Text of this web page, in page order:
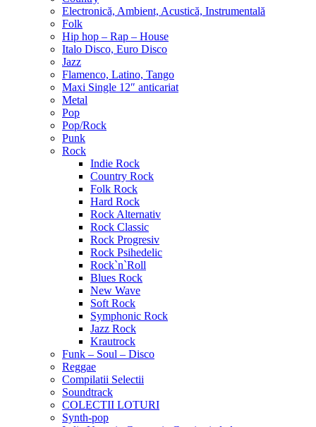
Electronică, Ambient, Acustică, Instrumentală
Folk
Hip hop – Rap – House
Italo Disco, Euro Disco
Jazz
Flamenco, Latino, Tango
Maxi Single 12″ anticariat
Metal
Pop
Pop/Rock
Punk
Rock
Indie Rock
Country Rock
Folk Rock
Hard Rock
Rock Alternativ
Rock Classic
Rock Progresiv
Rock Psihedelic
Rock`n`Roll
Blues Rock
New Wave
Soft Rock
Symphonic Rock
Jazz Rock
Krautrock
Funk – Soul – Disco
Reggae
Compilatii Selectii
Soundtrack
COLECTII LOTURI
Synth-pop